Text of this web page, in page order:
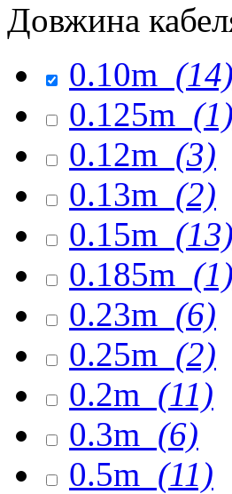
Довжина
0.10m (14)
0.125m (1)
0.12m (3)
0.13m (2)
0.15m (13)
0.185m (1)
0.23m (6)
0.25m (2)
0.2m (11)
0.3m (6)
0.5m (11)